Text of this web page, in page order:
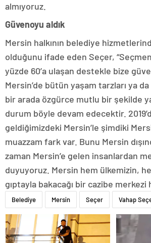
almıyoruz.
Güvenoyu aldık
Mersin halkının belediye
olduğunu ifade eden Seçer,
yüzde 60’a ulaşan destekle bize
Mersin’de bütün yaşam tarzları ya
bir arada özgürce mutlu bir şekilde
durum böyle devam edecektir.
geldiğimizdeki Mersin’le şimdiki
muazzam fark var. Bunu Mersin
zaman Mersin’e gelen insanlardan
duyuyoruz. Mersin hem ülkemizin,
gıptayla bakacağı bir cazibe merkezi
Belediye Mersin Seçer Vahap